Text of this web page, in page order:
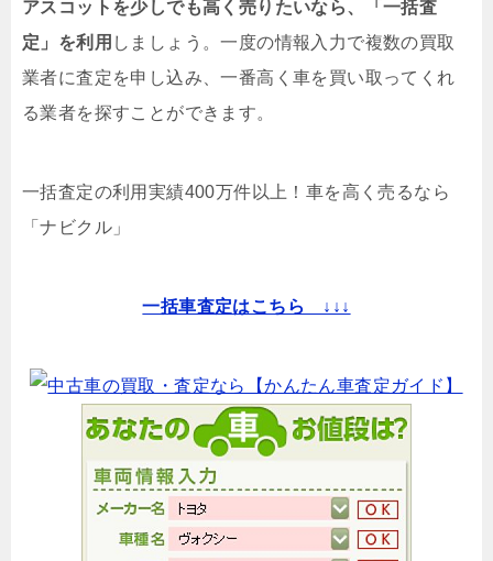
アスコットを少しでも高く売りたいなら、「一括査
定」を利用 しましょう。一度の情報入力で複数の買取
業者に査定を申し込み、一番高く車を買い取ってくれ
る業者を探すことができます。
一括査定の利用実績400万件以上！ 車を高く売るなら
「ナビクル」
一括車査定はこちら ↓↓↓